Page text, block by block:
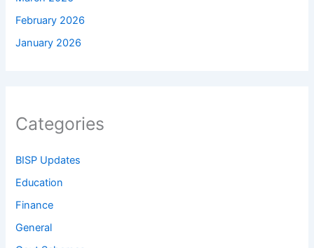
February 2026
January 2026
Categories
BISP Updates
Education
Finance
General